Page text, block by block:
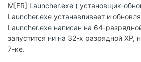
M[FR] Launcher.exe ( установщик-
Launcher.exe устанавливает и
Launcher.exe написан на 64-
запустится ни на 32-х разрядной XP,
7-ке.